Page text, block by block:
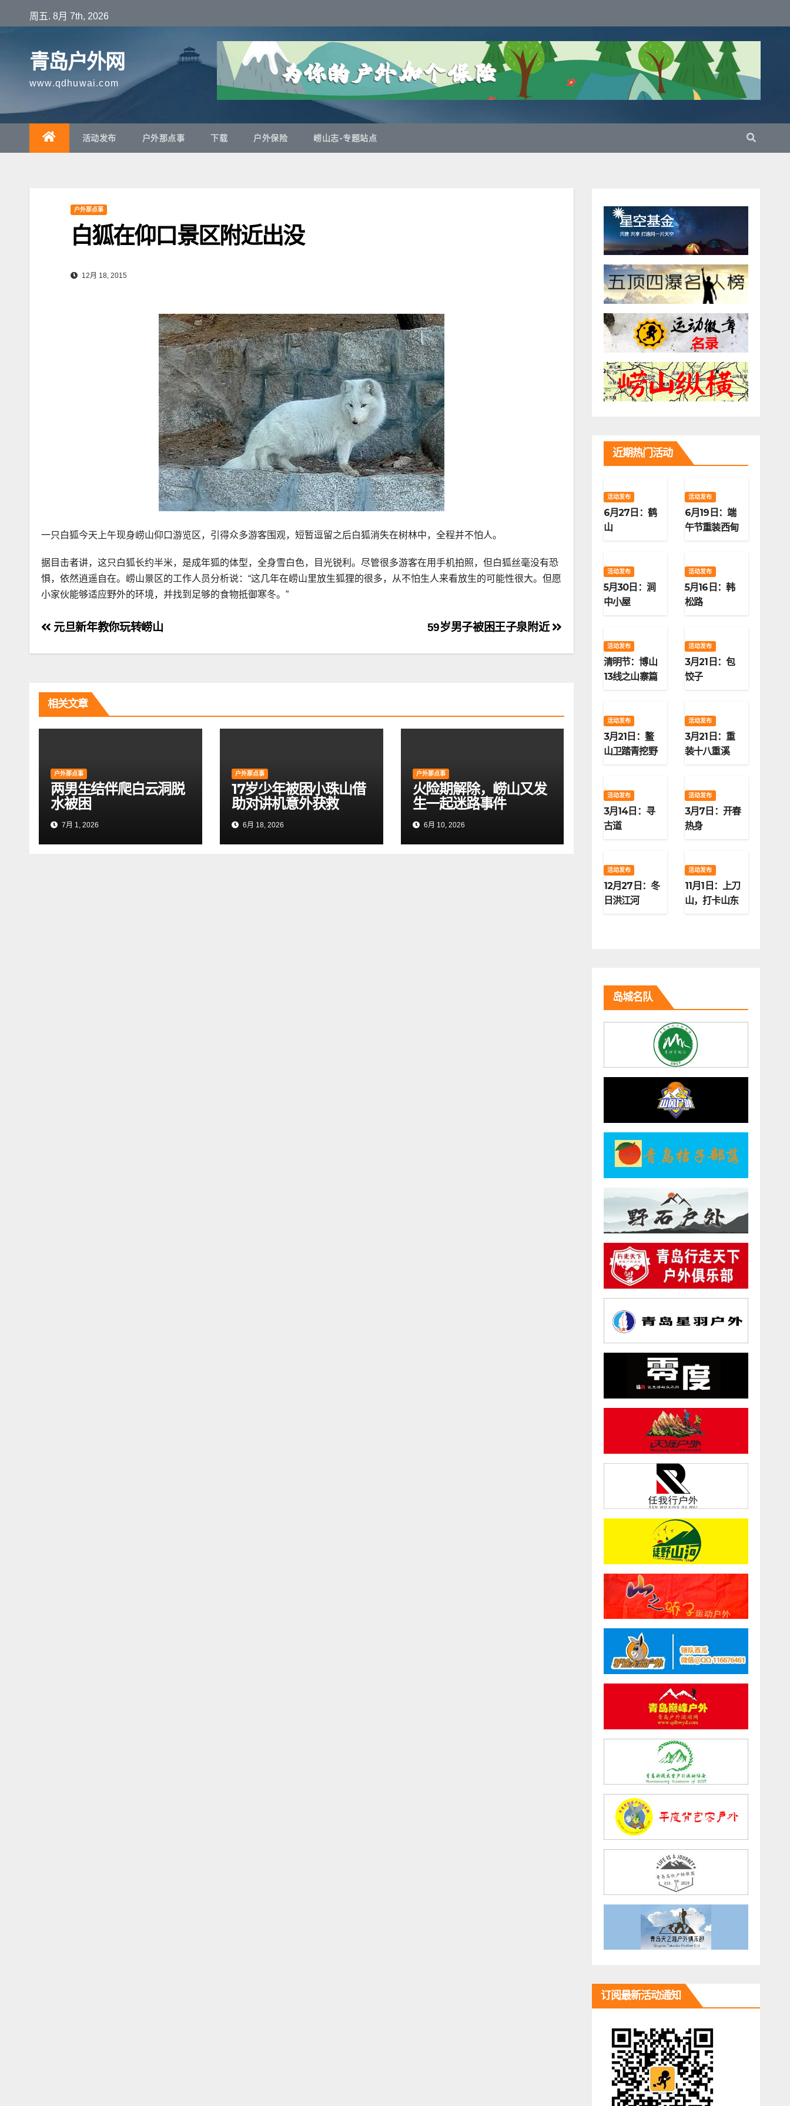
至
周五. 8月 7th, 2026
青岛户外网
www.qdhuwai.com
活动发布 户外那点事 下载 户外保险 崂山志-专题站点
户外那点事
白狐在仰口景区附近出没
12月 18, 2015
一只白狐今天上午现身崂山仰口游览区，引得众多游客围观，短暂逗留之后白狐消失在树林中，全程并不怕人。
据目击者讲，这只白狐长约半米，是成年狐的体型，全身雪白色，目光锐利。尽管很多游客在用手机拍照，但白狐丝毫没有恐
惧，依然逍遥自在。崂山景区的工作人员分析说：“这几年在崂山里放生狐狸的很多，从不怕生人来看放生的可能性很大。但愿
小家伙能够适应野外的环境，并找到足够的食物抵御寒冬。”
文
章
航
59岁男子被困王子泉附近
元旦新年教你玩转崂山
相关文章
户外那点事
两男生结伴爬白云洞脱
水被困
7月 1, 2026
户外那点事
17岁少年被困小珠山借
助对讲机意外获救
6月 18, 2026
户外那点事
火险期解除，崂山又发
生一起迷路事件
6月 10, 2026
近期热门活动
活动发布
6月27日：鹤
山
活动发布
6月19日：端
午节重装西甸
活动发布
5月30日：涧
中小屋
活动发布
5月16日：韩
松路
活动发布
清明节：博山
13线之山寨篇
活动发布
3月21日：包
饺子
活动发布
3月21日：鳌
山卫踏青挖野
活动发布
3月21日：重
装十八重溪
活动发布
3月14日：寻
古道
活动发布
3月7日：开春
热身
活动发布
12月27日：冬
日洪江河
活动发布
11月1日：上刀
山，打卡山东
岛城名队
订阅最新活动通知